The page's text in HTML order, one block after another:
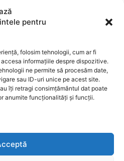
pentru
folosim tehnologii, cum ar fi
informațiile despre dispozitive.
ne permite să procesăm date,
sau ID-uri unice pe acest site.
îți retragi consimțământul dat poate
anumite funcționalități și funcții.